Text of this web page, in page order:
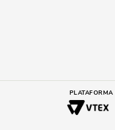
PLATAFORMA